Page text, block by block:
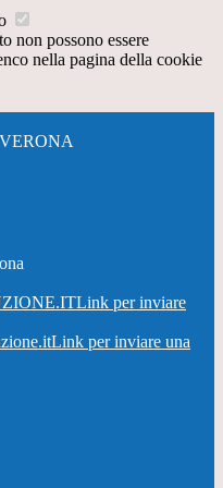
non possono essere
nella pagina della cookie
Link per inviare
Link per inviare una